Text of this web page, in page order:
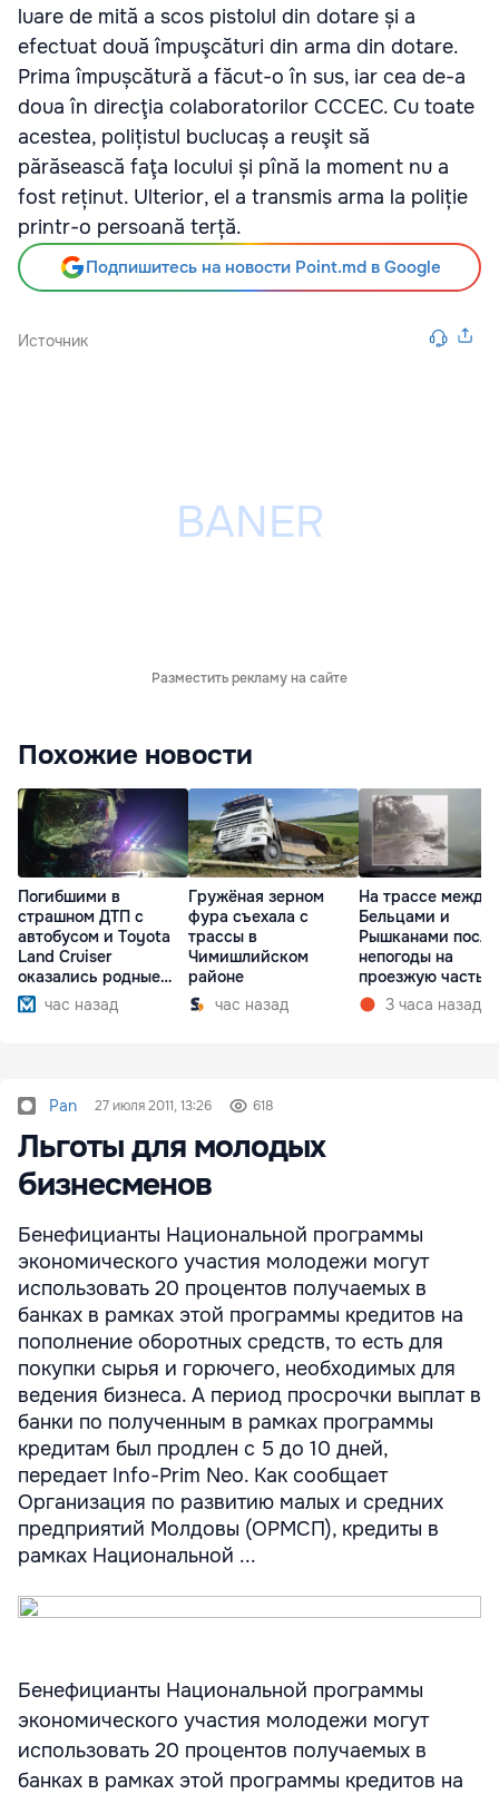
luare de mită a scos pistolul din dotare și a
efectuat două împuşcături din arma din dotare.
Prima împușcătură a făcut-o în sus, iar cea de-a
doua în direcţia colaboratorilor CCCEC. Cu toate
acestea, polițistul buclucaș a reuşit să
părăsească faţa locului și pînă la moment nu a
fost reținut. Ulterior, el a transmis arma la poliție
printr-o persoană terță.
Подпишитесь на новости Point.md в Google
Источник
Разместить рекламу на сайте
Похожие новости
Погибшими в
страшном ДТП с
автобусом и Toyota
Land Cruiser
оказались родные
братьячас назад
Гружёная зерном
фура съехала с
трассы в
Чимишлийском
районе
час назад
На трассе между
Бельцами и
Рышканами после
непогоды на
проезжую часть
упали деревья
3 часа назад
Pan 27 июля 2011, 13:26 618
Льготы для молодых
бизнесменов
Бенефицианты Национальной программы
экономического участия молодежи могут
использовать 20 процентов получаемых в
банках в рамках этой программы кредитов на
пополнение оборотных средств, то есть для
покупки сырья и горючего, необходимых для
ведения бизнеса. А период просрочки выплат в
банки по полученным в рамках программы
кредитам был продлен с 5 до 10 дней,
передает Info-Prim Neo. Как сообщает
Организация по развитию малых и средних
предприятий Молдовы (ОРМСП), кредиты в
рамках Национальной ...
Бенефицианты Национальной программы
экономического участия молодежи могут
использовать 20 процентов получаемых в
банках в рамках этой программы кредитов на